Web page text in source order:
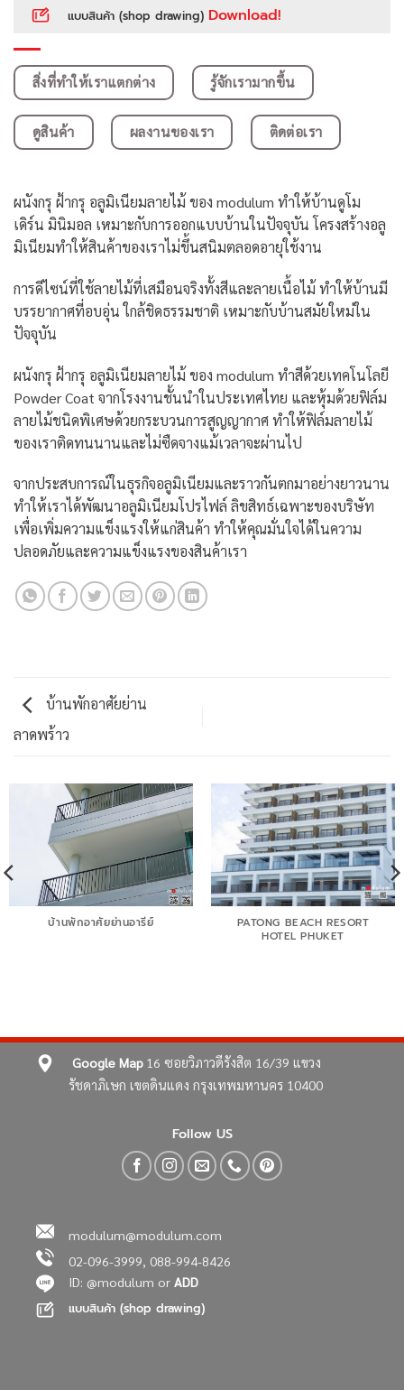
แบบสินค้า (shop drawing) Download!
สิ่งที่ทำให้เราแตกต่าง รู้จักเรามากขึ้น
ดูสินค้า ผลงานของเรา ติดต่อเรา
ผนังกรุ ฝ้ากรุ อลูมิเนียมลายไม้ ของ modulum ทำให้บ้านดูโม
เดิร์น มินิมอล เหมาะกับการออกแบบบ้านในปัจจุบัน โครงสร้างอลู
มิเนียมทำให้สินค้าของเราไม่ขึ้นสนิมตลอดอายุใช้งาน
การดีไซน์ที่ใช้ลายไม้ที่เสมือนจริงทั้งสีและลายเนื้อไม้ ทำให้บ้านมี
บรรยากาศที่อบอุ่น ใกล้ชิดธรรมชาติ เหมาะกับบ้านสมัยใหม่ใน
ปัจจุบัน
ผนังกรุ ฝ้ากรุ อลูมิเนียมลายไม้ ของ modulum ทำสีด้วยเทคโนโลยี
Powder Coat จากโรงงานชั้นนำในประเทศไทย และหุ้มด้วยฟิล์ม
ลายไม้ชนิดพิเศษด้วยกระบวนการสูญญากาศ ทำให้ฟิล์มลายไม้
ของเราติดทนนานและไม่ซืดจางแม้เวลาจะผ่านไป
จากประสบการณ์ในธุรกิจอลูมิเนียมและราวกันตกมาอย่างยาวนาน
ทำให้เราได้พัฒนาอลูมิเนียมโปรไฟล์ ลิขสิทธ์เฉพาะของบริษัท
เพื่อเพิ่มความแข็งแรงให้แก่สินค้า ทำให้คุณมั่นใจได้ในความ
ปลอดภัยและความแข็งแรงของสินค้าเรา
บ้านพักอาศัยย่าน
ลาดพร้าว
บ้านพักอาศัยย่านอารีย์
PATONG BEACH RESORT
HOTEL PHUKET
Google Map 16 ซอยวิภาวดีรังสิต 16/39 แขวง
รัชดาภิเษก เขตดินแดง กรุงเทพมหานคร 10400
Follow US
modulum@modulum.com
02-096-3999, 088-994-8426
ID: @modulum or ADD
แบบสินค้า (shop drawing)